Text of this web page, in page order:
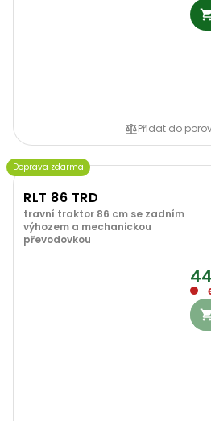
Přidat do
Doprava zdarma
RLT 86 TRD
travní traktor 86 cm se zadním
výhozem a mechanickou
převodovkou